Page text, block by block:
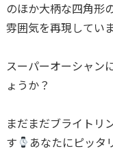
のほか大柄な四角形
雰囲気を再現してい
スーパーオーシャン
ょうか？
まだまだブライトリ
す
あなたにピッタ